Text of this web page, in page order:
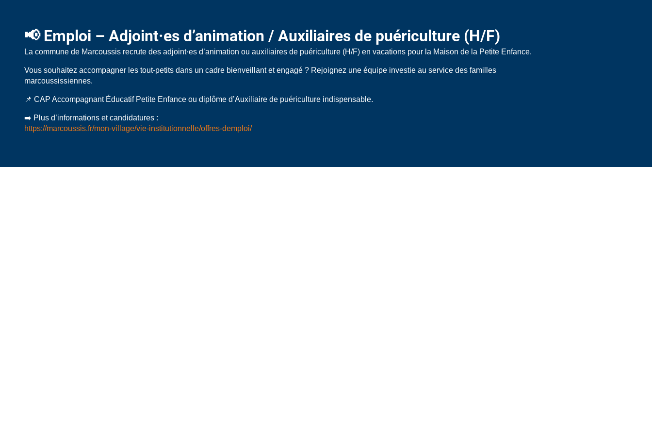
📢 Emploi – Adjoint·es d’animation / Auxiliaires de puériculture (H/F)
La commune de Marcoussis recrute des adjoint·es d’animation ou auxiliaires de puériculture (H/F) en vacations pour la Maison de la Petite Enfance.
Vous souhaitez accompagner les tout-petits dans un cadre bienveillant et engagé ? Rejoignez une équipe investie au service des familles
marcoussissiennes.
📌 CAP Accompagnant Éducatif Petite Enfance ou diplôme d’Auxiliaire de puériculture indispensable.
➡️ Plus d’informations et candidatures :
https://marcoussis.fr/mon-village/vie-institutionnelle/offres-demploi/